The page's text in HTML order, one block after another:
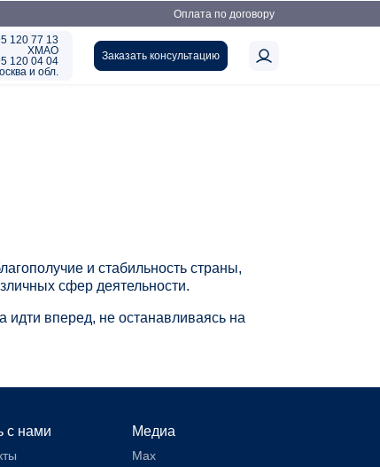
Оплата по договору
120 77 13
ХМАО
120 04 04
и обл.
Заказать консультацию
и стабильность страны,
сфер деятельности.
вперед, не останавливаясь на
с нами Медиа
Max